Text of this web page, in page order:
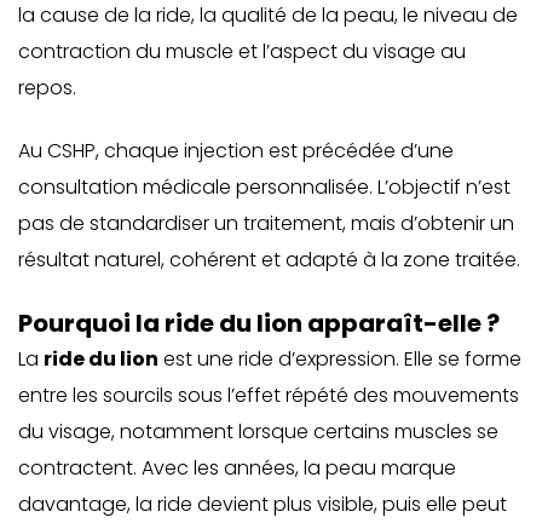
la cause de la ride, la qualité de la peau, le niveau de
contraction du muscle et l’aspect du visage au
repos.
Au CSHP, chaque injection est précédée d’une
consultation médicale personnalisée. L’objectif n’est
pas de standardiser un traitement, mais d’obtenir un
résultat naturel, cohérent et adapté à la zone traitée.
Pourquoi la ride du lion apparaît-elle ?
La ride du lion est une ride d’expression. Elle se forme
entre les sourcils sous l’effet répété des mouvements
du visage, notamment lorsque certains muscles se
contractent. Avec les années, la peau marque
davantage, la ride devient plus visible, puis elle peut